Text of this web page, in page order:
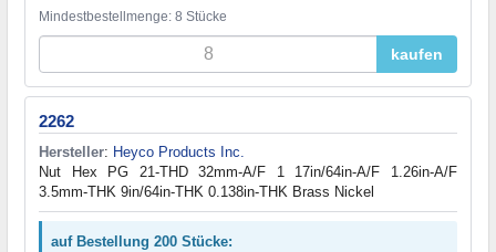
Mindestbestellmenge: 8 Stücke
kaufen
2262
Hersteller: Heyco Products Inc.
Nut Hex PG 21-THD 32mm-A/F 1 17in/64in-A/F 1.26in-A/F
3.5mm-THK 9in/64in-THK 0.138in-THK Brass Nickel
auf Bestellung 200 Stücke: